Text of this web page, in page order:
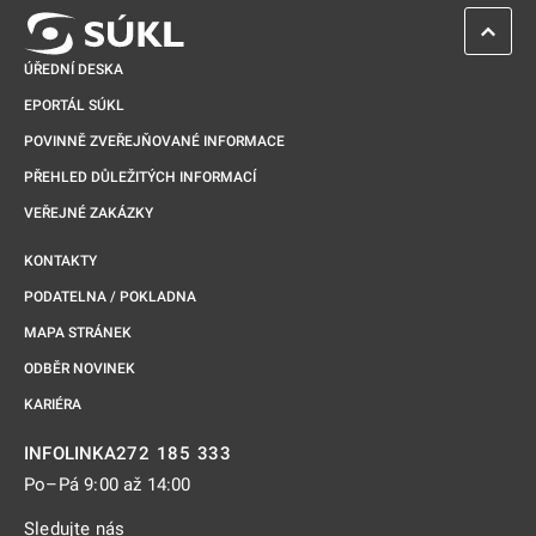
ÚŘEDNÍ DESKA
EPORTÁL SÚKL
POVINNĚ ZVEŘEJŇOVANÉ INFORMACE
PŘEHLED DŮLEŽITÝCH INFORMACÍ
VEŘEJNÉ ZAKÁZKY
KONTAKTY
PODATELNA / POKLADNA
MAPA STRÁNEK
ODBĚR NOVINEK
KARIÉRA
INFOLINKA272 185 333
Po–Pá 9:00 až 14:00
Sledujte nás
ZPĚT